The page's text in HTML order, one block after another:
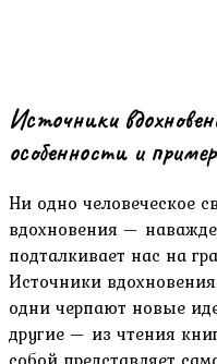
Источники
особенности и
Ни одно человеческое
вдохновения —
подталкивает нас на
Источники
одни черпают новые
другие — из чтения